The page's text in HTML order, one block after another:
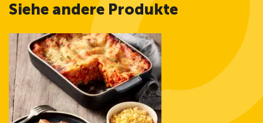
Siehe andere Produkte